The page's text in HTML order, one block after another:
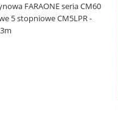
FARAONE seria CM60
5 stopniowe CM5LPR -